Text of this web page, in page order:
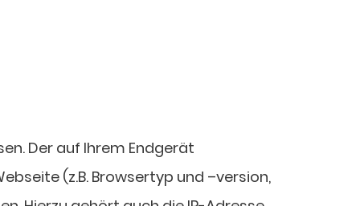
Der auf Ihrem Endgerät
(z.B. Browsertyp und –version,